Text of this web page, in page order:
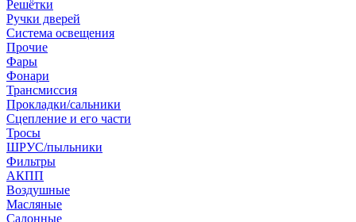
Решётки
Ручки дверей
Система освещения
Прочие
Фары
Фонари
Трансмиссия
Прокладки/сальники
Сцепление и его части
Тросы
ШРУС/пыльники
Фильтры
АКПП
Воздушные
Масляные
Салонные